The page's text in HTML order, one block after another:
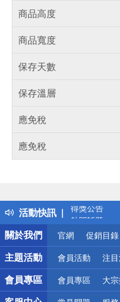
商品高度
商品寬度
保存天數
保存溫層
應免稅
應免稅
活動快訊
得獎公告
熱門話題
銀行優惠
偏遠地區配送
詐騙網頁！
關於我們
官網 促銷目錄
主題活動 會員活動 注
會員專區 會員專區 大